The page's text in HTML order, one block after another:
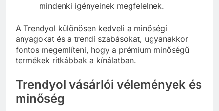
mindenki igényeinek megfelelnek.
A Trendyol különösen kedveli a minőségi
anyagokat és a trendi szabásokat, ugyanakkor
fontos megemlíteni, hogy a prémium minőségű
termékek ritkábbak a kínálatban.
Trendyol vásárlói vélemények és
minőség